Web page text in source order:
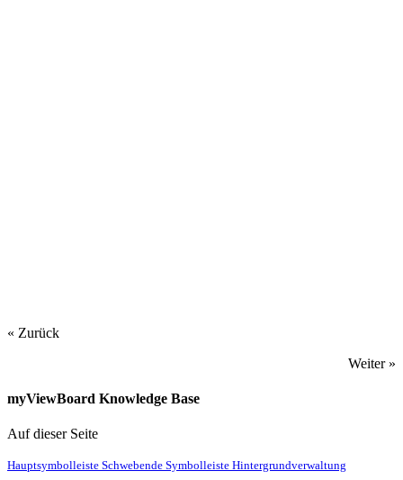
« Zurück
Weiter »
myViewBoard Knowledge Base
Auf dieser Seite
Hauptsymbolleiste Schwebende Symbolleiste Hintergrundverwaltung